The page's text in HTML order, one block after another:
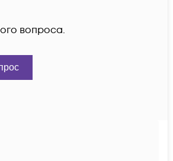
вопроса.